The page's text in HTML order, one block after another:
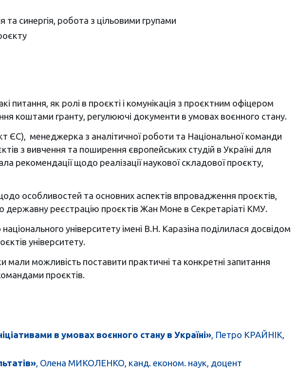
та синергія, робота з цільовими групами
питання, як ролі в проєкті і комунікація з проєктним офіцером
коштами гранту, регулюючі документи в умовах воєнного стану.
ЄС), менеджерка з аналітичної роботи та Національної команди
з вивчення та поширення європейських студій в Україні для
рекомендації щодо реалізації наукової складової проєкту,
особливостей та основних аспектів впровадження проєктів,
державну реєстрацію проєктів Жан Моне в Секретаріаті КМУ.
університету імені В.Н. Каразіна поділилася досвідом
університету.
мали можливість поставити практичні та конкретні запитання
проєктів.
в умовах воєнного стану в Україні», Петро КРАЙНІК,
, Олена МИКОЛЕНКО, канд. економ. наук, доцент